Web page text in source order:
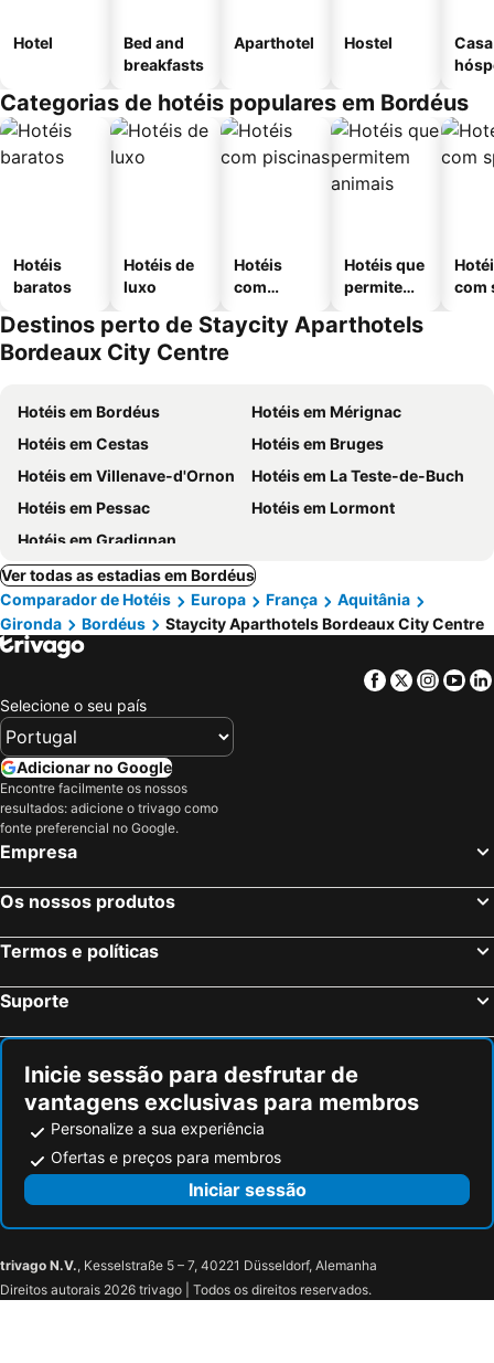
Hotel
Bed and
breakfasts
Aparthotel Hostel
Categorias de hotéis populares em Bordéus
Hotéis
baratos
Hotéis de
luxo
Hotéis
com
Hotéis que
permitem
com
Destinos perto de Staycity Aparthotels
Bordeaux City Centre
Hotéis em Bordéus
Hotéis em Mérignac
Hotéis em Cestas
Hotéis em Bruges
Hotéis em Villenave-d'Ornon
Hotéis em La Teste-de-Buch
Hotéis em Pessac
Hotéis em Lormont
Hotéis em Gradignan
Ver todas as estadias em Bordéus
Comparador de Hotéis
Europa França
Aquitânia
Gironda
Bordéus Staycity Aparthotels Bordeaux City Centre
Facebook
Twitter
Selecione o seu país
Adicionar no Google
Encontre facilmente os nossos
resultados: adicione o trivago como
fonte preferencial no Google.
Empresa
Os nossos produtos
Termos e políticas
Suporte
Inicie sessão para desfrutar de
vantagens exclusivas para membros
Personalize a sua experiência
Ofertas e preços para membros
Iniciar sessão
trivago N.V., Kesselstraße 5 – 7, 40221 Düsseldorf, Alemanha
Direitos autorais 2026 trivago | Todos os direitos reservados.